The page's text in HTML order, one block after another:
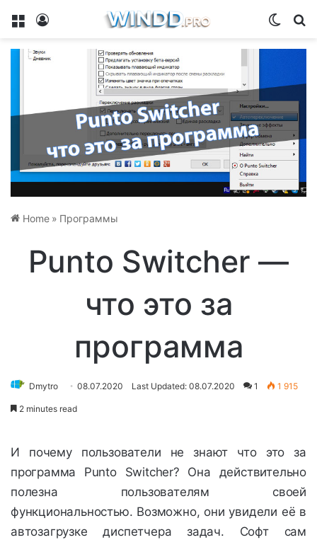
Menu
Home » Программы
Punto Switcher —
что это за
программа
Dmytro 08.07.2020 Last Updated: 08.07.2020 1 1 915
2 minutes read
И почему пользователи не знают что это за
программа Punto Switcher? Она действительно
полезна пользователям своей
функциональностью. Возможно, они увидели её в
автозагрузке диспетчера задач. Софт сам